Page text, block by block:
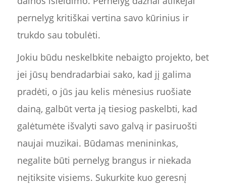
pernelyg kritiškai vertina savo kūrinius ir
trukdo sau tobulėti.
Jokiu būdu neskelbkite nebaigto projekto, bet
jei jūsų bendradarbiai sako, kad jį galima
pradėti, o jūs jau kelis mėnesius ruošiate
dainą, galbūt verta ją tiesiog paskelbti, kad
galėtumėte išvalyti savo galvą ir pasiruošti
naujai muzikai. Būdamas menininkas,
negalite būti pernelyg brangus ir niekada
neįtiksite visiems. Sukurkite kuo geresnį